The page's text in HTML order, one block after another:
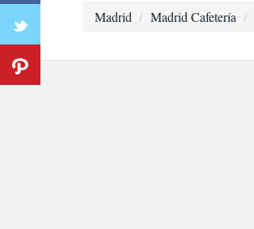
Madrid Madrid Cafetería